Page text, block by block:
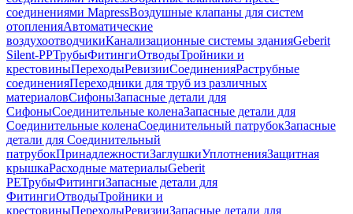
соединениями MapressВоздушные клапаны для систем
отопленияАвтоматические
воздухоотводчикиКанализационные системы зданияGeberit
Silent-PPТрубыФитингиОтводыТройники и
крестовиныПереходыРевизииСоединенияРаструбные
соединенияПереходники для труб из различных
материаловСифоныЗапасные детали для
СифоныСоединительные коленаЗапасные детали для
Соединительные коленаСоединительный патрубокЗапасные
детали для Соединительный
патрубокПринадлежностиЗаглушкиУплотненияЗащитная
крышкаРасходные материалыGeberit
PEТрубыФитингиЗапасные детали для
ФитингиОтводыТройники и
крестовиныПереходыРевизииЗапасные детали для